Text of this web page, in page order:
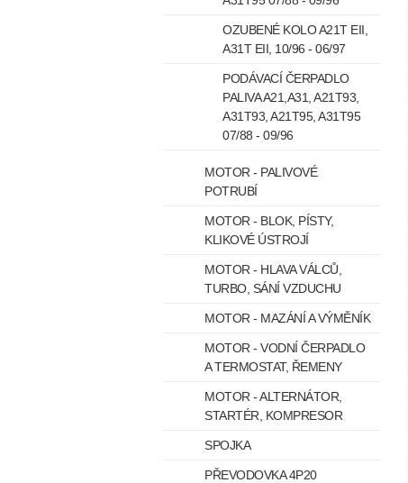
OZUBENÉ KOLO A21T EII,
A31T EII, 10/96 - 06/97
PODÁVACÍ ČERPADLO
PALIVA A21,A31, A21T93,
A31T93, A21T95, A31T95
07/88 - 09/96
MOTOR - PALIVOVÉ
POTRUBÍ
MOTOR - BLOK, PÍSTY,
KLIKOVÉ ÚSTROJÍ
MOTOR - HLAVA VÁLCŮ,
TURBO, SÁNÍ VZDUCHU
MOTOR - MAZÁNÍ A VÝMĚNÍK
MOTOR - VODNÍ ČERPADLO
A TERMOSTAT, ŘEMENY
MOTOR - ALTERNÁTOR,
STARTÉR, KOMPRESOR
SPOJKA
PŘEVODOVKA 4P20